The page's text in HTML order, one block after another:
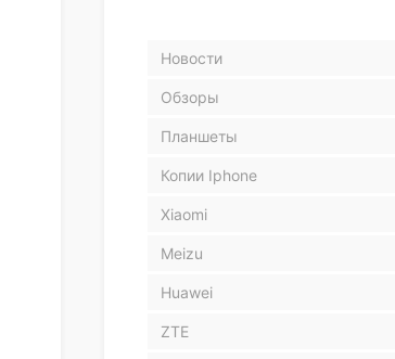
Новости
Обзоры
Планшеты
Копии Iphone
Xiaomi
Meizu
Huawei
ZTE